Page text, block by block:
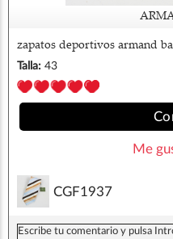
zapatos deportivos armand
Talla: 43
Me
CGF1937